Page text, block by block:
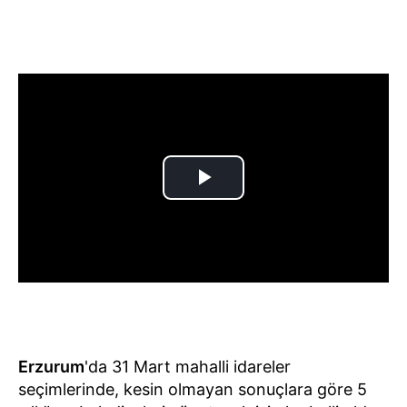
Erzurum'da 31 Mart mahalli idareler
seçimlerinde, kesin olmayan sonuçlara göre 5